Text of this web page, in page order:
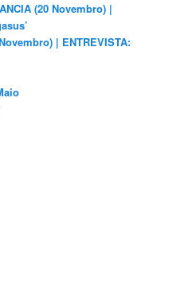
(20 Novembro) |
| ENTREVISTA: